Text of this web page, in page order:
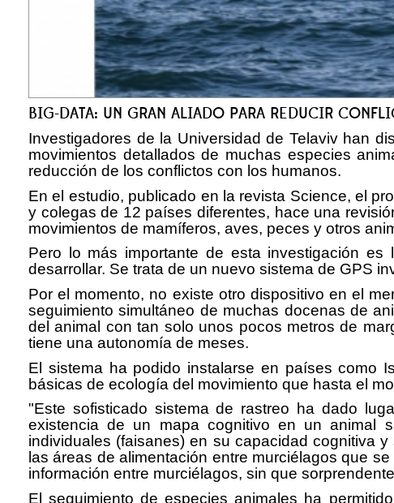
BIG-DATA: UN GRAN ALIADO PARA REDUCIR
Investigadores de la Universidad de Telaviv han
movimientos detallados de muchas especies
reducción de los conflictos con los humanos.
En el estudio, publicado en la revista Science, el
y colegas de 12 países diferentes, hace una
movimientos de mamíferos, aves, peces y otros
Pero lo más importante de esta investigación
desarrollar. Se trata de un nuevo sistema de GPS
Por el momento, no existe otro dispositivo en el
seguimiento simultáneo de muchas docenas de
del animal con tan solo unos pocos metros de
tiene una autonomía de meses.
El sistema ha podido instalarse en países como
básicas de ecología del movimiento que hasta el
"Este sofisticado sistema de rastreo ha dado
existencia de un mapa cognitivo en un animal
individuales (faisanes) en su capacidad cognitiva
las áreas de alimentación entre murciélagos que
información entre murciélagos, sin que
El seguimiento de especies animales ha